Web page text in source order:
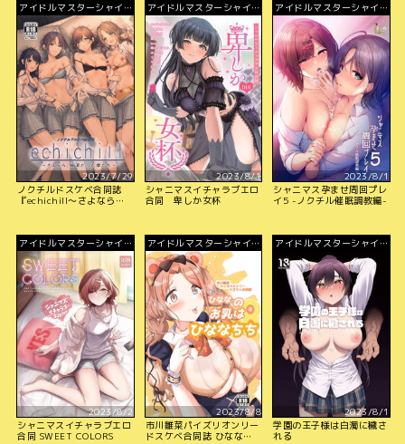
アイドルマスターシャイニ
ーカラーズ
2023/7/29
ノクチルドスケベ合同誌
『echichill～さよなら、
アイドルマスターシャイニ
ーカラーズ
2023/8/1
シャニマスイチャラブエロ
合同 卑しか女杯
アイドルマスターシャイニ
ーカラーズ
2023/8/1
シャニマス孕ませ周回プレ
イ5 -ノクチル催眠調教編-
アイドルマスターシャイニ
ーカラーズ
2023/8/2
シャニマスイチャラブエロ
合同 SWEET COLORS
アイドルマスターシャイニ
ーカラーズ
2023/8/8
市川雛菜パイズリオンリー
ドスケベ合同誌 ひななの
アイドルマスターシャイニ
ーカラーズ
2023/8/1
学園の王子様は白濁に穢さ
れる